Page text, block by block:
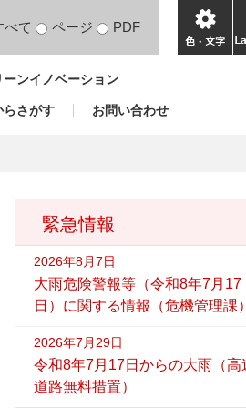
べて ページ PDF
色・
文
ンイノベーション
らさがす お問い合わせ
緊急情報
2026年8月7日
大雨危険警報等（令和8年7月17
日）に関する情報（危機管理課）
2026年7月29日
令和8年7月17日からの大雨（高
道路無料措置）